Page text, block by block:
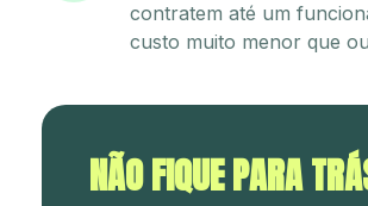
contratem até um
custo muito menor que
NÃO FIQUE PARA